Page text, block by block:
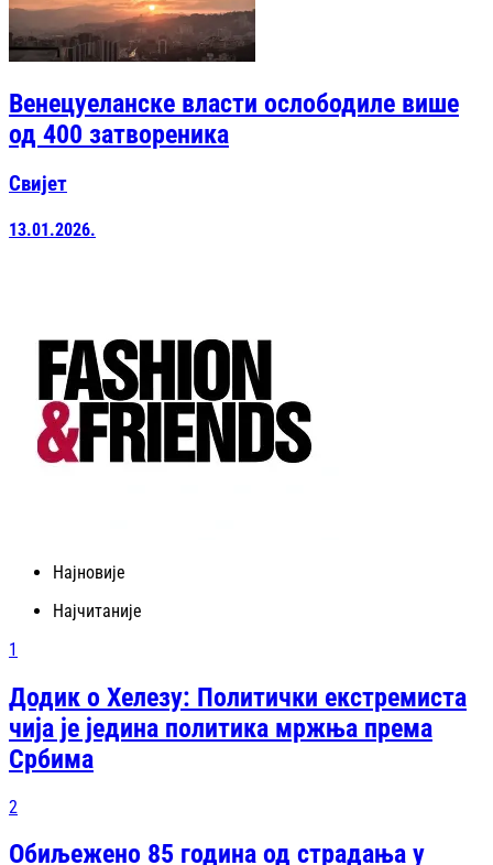
Венецуеланске власти ослободиле више
од 400 затвореника
Свијет
13.01.2026.
Најновије
Најчитаније
1
Додик о Хелезу: Политички екстремиста
чија је једина политика мржња према
Србима
2
Обиљежено 85 година од страдања у